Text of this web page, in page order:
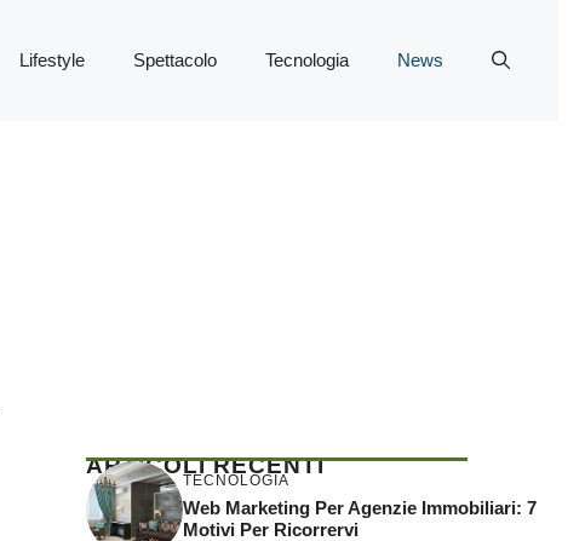
Lifestyle Spettacolo Tecnologia News
ARTICOLI RECENTI
TECNOLOGIA
Web Marketing Per Agenzie Immobiliari: 7
Motivi Per Ricorrervi